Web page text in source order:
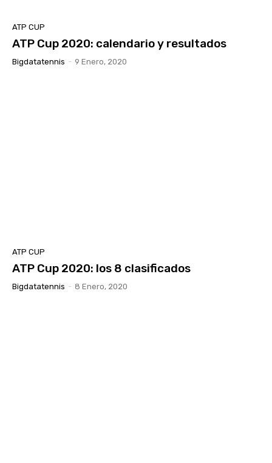
ATP CUP
ATP Cup 2020: calendario y resultados
Bigdatatennis - 9 Enero, 2020
ATP CUP
ATP Cup 2020: los 8 clasificados
Bigdatatennis - 8 Enero, 2020